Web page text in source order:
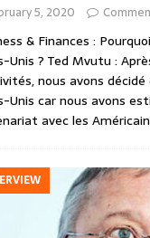
5, 2020
& Finances :
Unis ? Ted Mvutu :
nous avons
Unis car nous avons
avec les